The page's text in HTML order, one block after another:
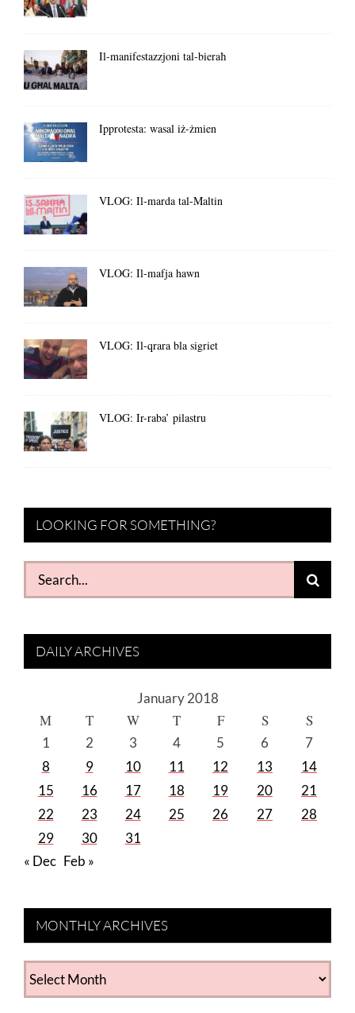
Il-manifestazzjoni tal-bieraħ
Ipprotesta: wasal iż-żmien
VLOG: Il-marda tal-Maltin
VLOG: Il-mafja hawn
VLOG: Il-qrara bla sigriet
VLOG: Ir-raba’ pilastru
LOOKING FOR SOMETHING?
Search
for:
DAILY ARCHIVES
January 2018
M T W T F S S
1 2 3 4 5 6
7
8
9 10 11 12 13
14
15
16 17 18 19 20
21
22
23 24 25 26 27
28
29
30
31
« Dec Feb »
MONTHLY ARCHIVES
MONTHLY
ARCHIVES